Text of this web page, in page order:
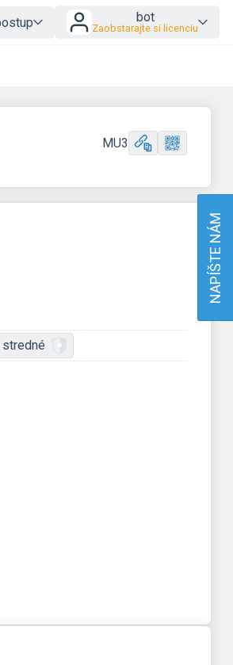
bot
Zaobstarajte si licenciu
MU3
stredné
NAPÍŠTE NÁM